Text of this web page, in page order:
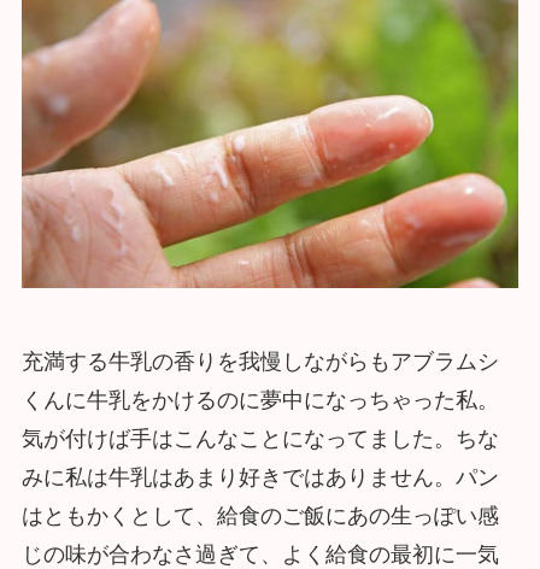
充満する牛乳の香りを我慢しながらもアブラムシ
くんに牛乳をかけるのに夢中になっちゃった私。
気が付けば手はこんなことになってました。ちな
みに私は牛乳はあまり好きではありません。パン
はともかくとして、給食のご飯にあの生っぽい感
じの味が合わなさ過ぎて、よく給食の最初に一気